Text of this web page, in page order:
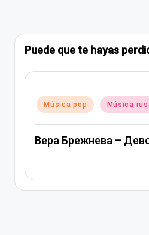
Puede que te hayas
Publicado
en
Música pop Música
Вера Брежнева –